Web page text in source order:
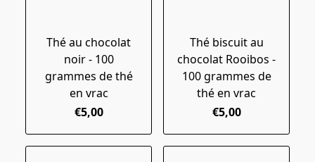
Thé au chocolat
noir - 100
grammes de thé
en vrac
€5,00
Thé biscuit au
chocolat Rooibos -
100 grammes de
thé en vrac
€5,00